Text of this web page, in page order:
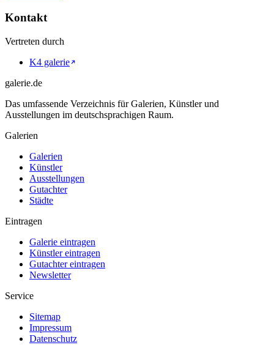
Kontakt
Vertreten durch
K4 galerie
galerie.de
Das umfassende Verzeichnis für Galerien, Künstler und
Ausstellungen im deutschsprachigen Raum.
Galerien
Galerien
Künstler
Ausstellungen
Gutachter
Städte
Eintragen
Galerie eintragen
Künstler eintragen
Gutachter eintragen
Newsletter
Service
Sitemap
Impressum
Datenschutz